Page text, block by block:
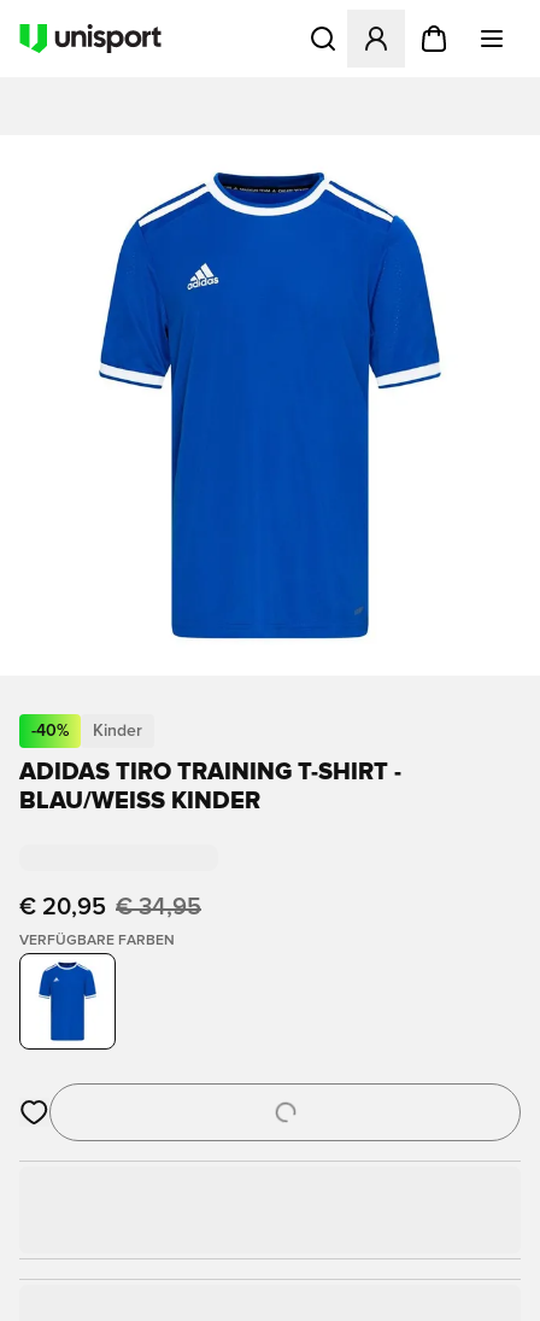
Öffnet ein Fenster zum
-40% Kinder
ADIDAS TIRO TRAINING T-SHIRT -
BLAU/WEISS KINDER
€ 20,95 € 34,95
VERFÜGBARE FARBEN
Öffnet ein Fenster zum Anmelden oder Registrieren als